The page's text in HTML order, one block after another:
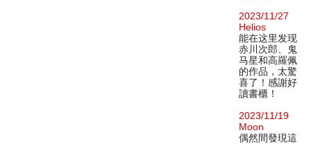
2023/11/27
Helios
能在这里发现
赤川次郎、鬼
马星和高羅佩
的作品，太驚
喜了！感謝好
讀書櫃！
2023/11/19
Moon
偶然間發現這